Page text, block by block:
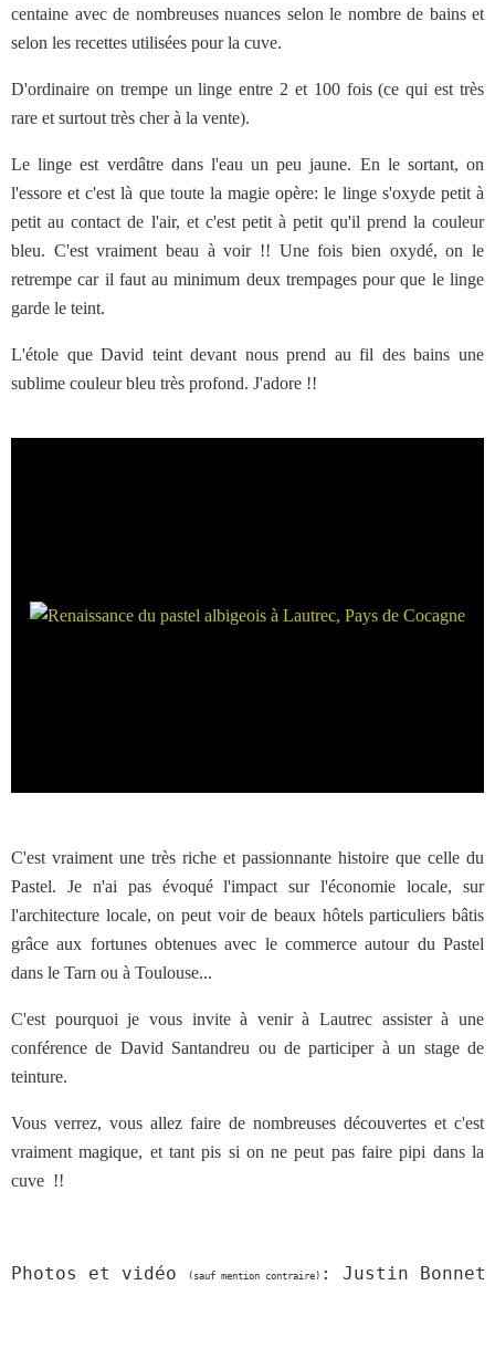
centaine avec de nombreuses nuances selon le nombre de bains et
selon les recettes utilisées pour la cuve.
D'ordinaire on trempe un linge entre 2 et 100 fois (ce qui est très
rare et surtout très cher à la vente).
Le linge est verdâtre dans l'eau un peu jaune. En le sortant, on
l'essore et c'est là que toute la magie opère: le linge s'oxyde petit à
petit au contact de l'air, et c'est petit à petit qu'il prend la couleur
bleu. C'est vraiment beau à voir !! Une fois bien oxydé, on le
retrempe car il faut au minimum deux trempages pour que le linge
garde le teint.
L'étole que David teint devant nous prend au fil des bains une
sublime couleur bleu très profond. J'adore !!
C'est vraiment une très riche et passionnante histoire que celle du
Pastel. Je n'ai pas évoqué l'impact sur l'économie locale, sur
l'architecture locale, on peut voir de beaux hôtels particuliers bâtis
grâce aux fortunes obtenues avec le commerce autour du Pastel
dans le Tarn ou à Toulouse...
C'est pourquoi je vous invite à venir à Lautrec assister à une
conférence de David Santandreu ou de participer à un stage de
teinture.
Vous verrez, vous allez faire de nombreuses découvertes et c'est
vraiment magique, et tant pis si on ne peut pas faire pipi dans la
cuve !!
Photos et vidéo (sauf mention contraire) : Justin Bonnet